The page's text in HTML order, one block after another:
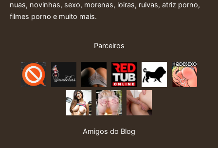
nuas, novinhas, sexo, morenas, loiras, ruivas, atriz porno,
filmes porno e muito mais.
Parceiros
Amigos do Blog